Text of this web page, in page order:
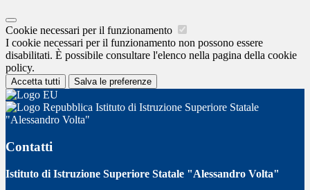
Cookie necessari per il funzionamento
I cookie necessari per il funzionamento non possono essere
disabilitati. È possibile consultare l'elenco nella pagina della cookie
policy.
Accetta tutti Salva le preferenze
Istituto di Istruzione Superiore Statale
"Alessandro Volta"
Contatti
Istituto di Istruzione Superiore Statale "Alessandro Volta"